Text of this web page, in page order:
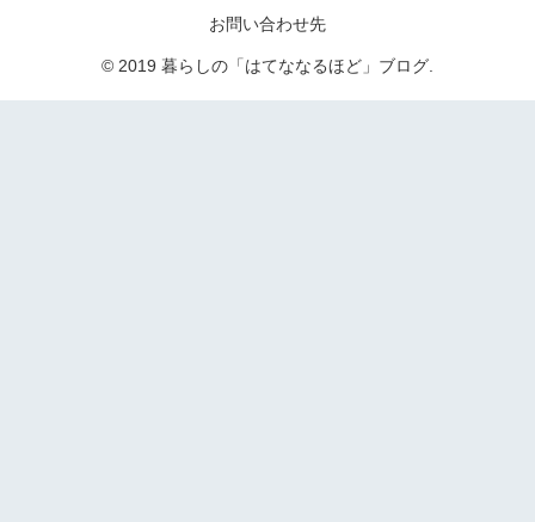
お問い合わせ先
© 2019 暮らしの「はてななるほど」ブログ.